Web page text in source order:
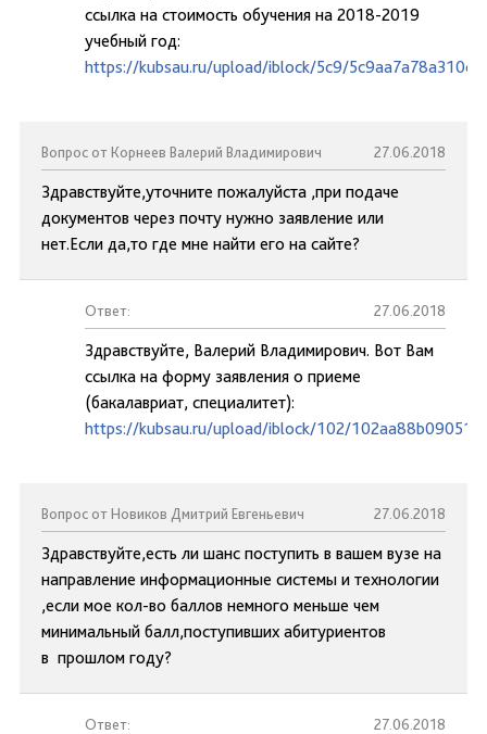
ссылка на стоимость обучения на 2018-2019
учебный год:
https://kubsau.ru/upload/iblock/5c9/
Вопрос от Корнеев Валерий Владимирович 27.06.2018
Здравствуйте,уточните пожалуйста ,при подаче
документов через почту нужно заявление или
нет.Если да,то где мне найти его на сайте?
Ответ: 27.06.2018
Здравствуйте, Валерий Владимирович. Вот Вам
ссылка на форму заявления о приеме
(бакалавриат, специалитет):
https://kubsau.ru/upload/iblock/102/
Вопрос от Новиков Дмитрий Евгеньевич 27.06.2018
Здравствуйте,есть ли шанс поступить в вашем вузе на
направление информационные системы и технологии
,если мое кол-во баллов немного меньше чем
минимальный балл,поступивших абитуриентов
в прошлом году?
Ответ: 27.06.2018